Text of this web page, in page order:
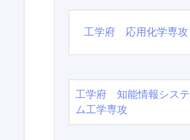
工学府 応用化学専攻
工学府 知能情報システ
ム工学専攻